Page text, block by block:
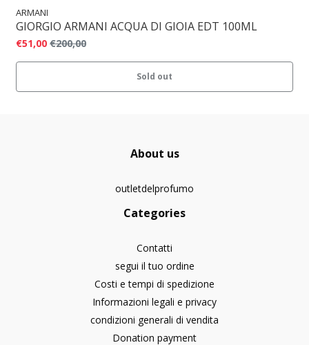
ARMANI
GIORGIO ARMANI ACQUA DI GIOIA EDT 100ML
€51,00 €200,00
Sold out
About us
outletdelprofumo
Categories
Contatti
segui il tuo ordine
Costi e tempi di spedizione
Informazioni legali e privacy
condizioni generali di vendita
Donation payment